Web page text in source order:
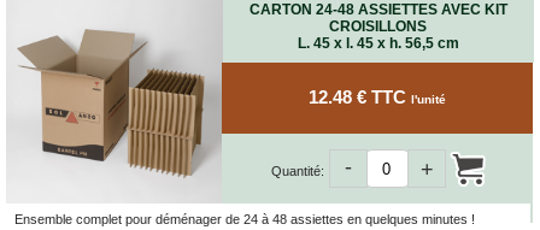
CARTON 24-48 ASSIETTES AVEC KIT
CROISILLONS
L. 45 x l. 45 x h. 56,5 cm
Ensemble complet pour déménager de 24 à 48 assiettes en quelques minutes !
12.48 € TTC l'unité
Quantité: +
-